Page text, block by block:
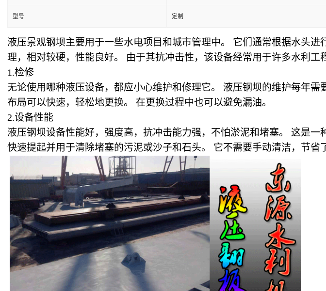
型号 定制
液压景观钢坝主要用于一些水电项目和城市管理中。 它们通常根据水头
理，相对较硬，性能良好。 由于其抗冲击性，该设备经常用于许多水利工
1.检修
无论使用哪种液压设备，都应小心维护和修理它。 液压钢坝的维护每年
布局可以快速，轻松地更换。 在更换过程中也可以避免漏油。
2.设备性能
液压钢坝设备性能好，强度高，抗冲击能力强，不怕淤泥和堵塞。 这是
快速提起并用于清除堵塞的污泥或沙子和石头。 它不需要手动清洁，节